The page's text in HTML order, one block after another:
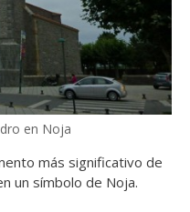
en Noja
más significativo de
un símbolo de Noja.